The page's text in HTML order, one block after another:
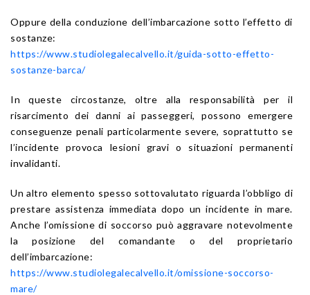
Oppure della conduzione dell’imbarcazione sotto l’effetto di
sostanze:
https://www.studiolegalecalvello.it/guida-sotto-effetto-
sostanze-barca/
In queste circostanze, oltre alla responsabilità per il
risarcimento dei danni ai passeggeri, possono emergere
conseguenze penali particolarmente severe, soprattutto se
l’incidente provoca lesioni gravi o situazioni permanenti
invalidanti.
Un altro elemento spesso sottovalutato riguarda l’obbligo di
prestare assistenza immediata dopo un incidente in mare.
Anche l’omissione di soccorso può aggravare notevolmente
la posizione del comandante o del proprietario
dell’imbarcazione:
https://www.studiolegalecalvello.it/omissione-soccorso-
mare/